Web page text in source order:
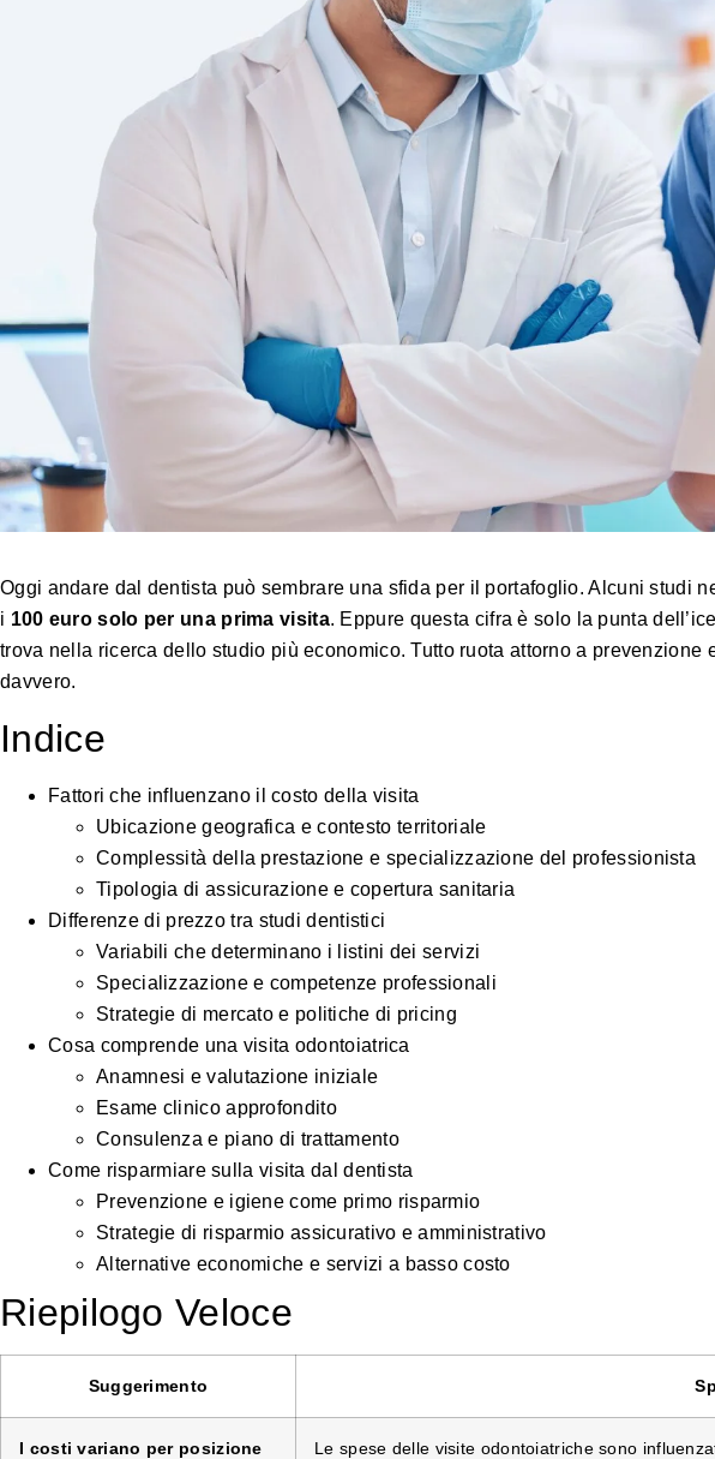
Oggi andare dal dentista può sembrare una sfida per il portafoglio. Alcuni studi
i 100 euro solo per una prima visita. Eppure questa cifra è solo la punta
trova nella ricerca dello studio più economico. Tutto ruota attorno a
davvero.
Indice
Fattori che influenzano il costo della visita
Ubicazione geografica e contesto territoriale
Complessità della prestazione e specializzazione del professionista
Tipologia di assicurazione e copertura sanitaria
Differenze di prezzo tra studi dentistici
Variabili che determinano i listini dei servizi
Specializzazione e competenze professionali
Strategie di mercato e politiche di pricing
Cosa comprende una visita odontoiatrica
Anamnesi e valutazione iniziale
Esame clinico approfondito
Consulenza e piano di trattamento
Come risparmiare sulla visita dal dentista
Prevenzione e igiene come primo risparmio
Strategie di risparmio assicurativo e amministrativo
Alternative economiche e servizi a basso costo
Riepilogo Veloce
Suggerimento
I costi variano per posizione
Le spese delle visite odontoiatriche sono